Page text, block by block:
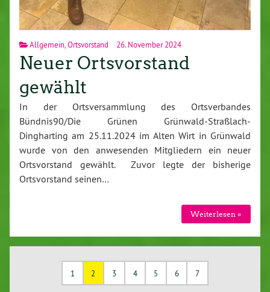
Allgemein Ortsvorstand 26. November 2024
Neuer Ortsvorstand
gewählt
In der Ortsversammlung des Ortsverbandes
Bündnis90/Die Grünen Grünwald-Straßlach-
Dingharting am 25.11.2024 im Alten Wirt in Grünwald
wurde von den anwesenden Mitgliedern ein neuer
Ortsvorstand gewählt. Zuvor legte der bisherige
Ortsvorstand seinen…
Weiterlesen »
1 2 3 4 5 6 7